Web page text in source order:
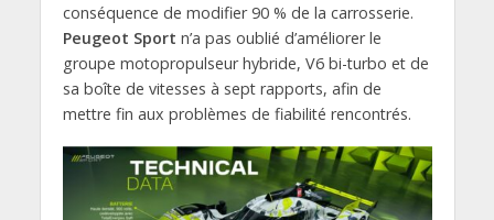
conséquence de modifier 90 % de la carrosserie.
Peugeot Sport n’a pas oublié d’améliorer le
groupe motopropulseur hybride, V6 bi-turbo et de
sa boîte de vitesses à sept rapports, afin de
mettre fin aux problèmes de fiabilité rencontrés.